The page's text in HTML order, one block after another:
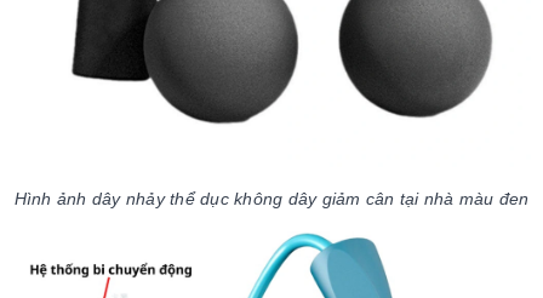
Hình ảnh dây nhảy thể dục không dây giảm cân tại nhà màu đen